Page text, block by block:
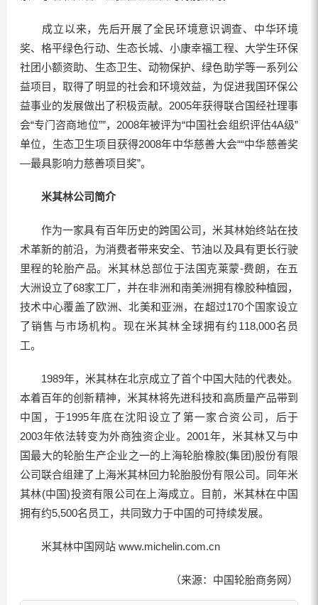
成立以来，先后开展了全民环境意识调查、中华环境
奖、格平绿色行动、生态长城、小康幸福工程、大学生环保
社团小额资助、生态卫生、动物保护、绿色助学等一系列公
益项目，取得了明显的社会和环境效益，为促进我国环保公
益事业的发展做出了积极贡献。2005年获得联合国经社理事
会“专门咨商地位””，2008年被评为“中国社会组织评估4A级”
单位，生态卫生项目获得2008年中华慈善大会““中华慈善奖
—最具影响力慈善项目奖”。
米其林公司简介
作为一家具有百年历史的跨国公司，米其林始终站在技
术革新的前沿，为消费者带来安全、节油以及具有更长行驶
里程的轮胎产品。米其林总部位于法国克莱蒙-费朗，在五
大洲设立了68家工厂，并在非洲和南美洲拥有橡胶种植园，
技术中心覆盖了欧洲、北美和亚洲，在超过170个国家设立
了销售与市场机构。现在米其林全球拥有约118,000名员
工。
1989年，米其林在北京成立了首个中国大陆的代表处。
本着百年的创新精神，米其林将先进科技和高质量产品带到
中国，于1995年底在沈阳设立了第一家合资公司，后于
2003年依法转变为外商独资企业。2001年，米其林又与中
国最大的轮胎生产企业之一的上海轮胎橡胶(集团)股份有限
公司联合组建了上海米其林回力轮胎股份有限公司。同年米
其林(中国)投资有限公司在上海成立。目前，米其林在中国
拥有约5,500名员工，共同致力于中国的可持续发展。
米其林中国网站 www.michelin.com.cn
（来源：中国轮胎商务网）